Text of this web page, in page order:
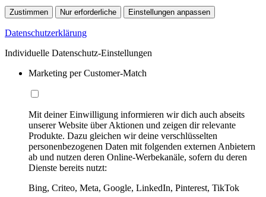
Zustimmen Nur erforderliche Einstellungen anpassen
Datenschutzerklärung
Individuelle Datenschutz-Einstellungen
Marketing per Customer-Match
Mit deiner Einwilligung informieren wir dich auch abseits
unserer Website über Aktionen und zeigen dir relevante
Produkte. Dazu gleichen wir deine verschlüsselten
personenbezogenen Daten mit folgenden externen Anbietern
ab und nutzen deren Online-Werbekanäle, sofern du deren
Dienste bereits nutzt:
Bing, Criteo, Meta, Google, LinkedIn, Pinterest, TikTok